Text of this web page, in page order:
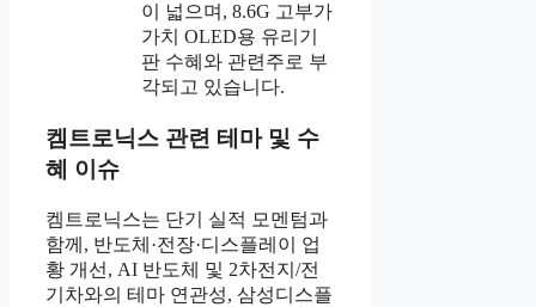
이 넓으며, 8.6G 고부가
가치 OLED용 유리기
판 수혜와 관련주로 부
각되고 있습니다.
켐트로닉스 관련 테마 및 수
혜 이슈
켐트로닉스는 단기 실적 모멘텀과
함께, 반도체·전장·디스플레이 업
황 개선, AI 반도체 및 2차전지/전
기차와의 테마 연관성, 삼성디스플